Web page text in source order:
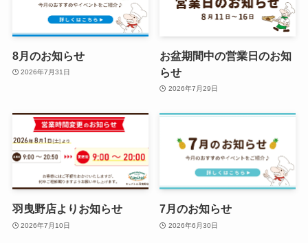
8月のお知らせ
2026年7月31日
お盆期間中の営業日のお知
らせ
2026年7月29日
羽曳野店よりお知らせ
2026年7月10日
7月のお知らせ
2026年6月30日